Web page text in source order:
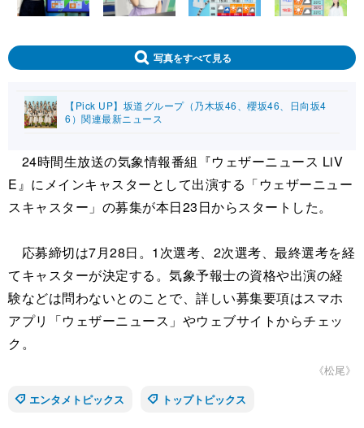
写真をすべて見る
【Pick UP】坂道グループ（乃木坂46、櫻坂46、日向坂4
6）関連最新ニュース
24時間生放送の気象情報番組『ウェザーニュース LiV
E』にメインキャスターとして出演する「ウェザーニュー
スキャスター」の募集が本日23日からスタートした。
応募締切は7月28日。1次選考、2次選考、最終選考を経
てキャスターが決定する。気象予報士の資格や出演の経
験などは問わないとのことで、詳しい募集要項はスマホ
アプリ「ウェザーニュース」やウェブサイトからチェッ
ク。
《松尾》
エンタメトピックス
トップトピックス